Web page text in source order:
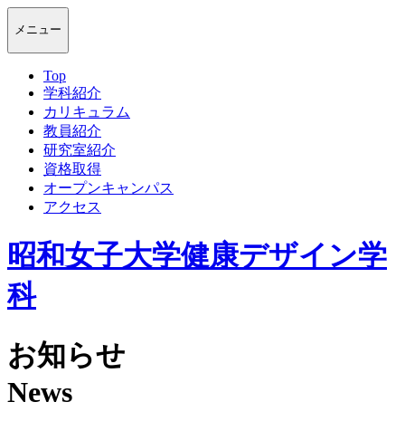
メニュー
Top
学科紹介
カリキュラム
教員紹介
研究室紹介
資格取得
オープンキャンパス
アクセス
昭和女子大学健康デザイン学
科
お知らせ
News